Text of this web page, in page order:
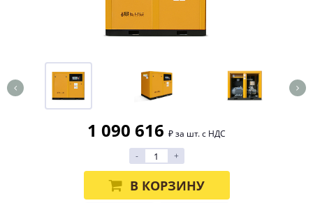
1 090 616 ₽ за шт. с НДС
-
+
В КОРЗИНУ